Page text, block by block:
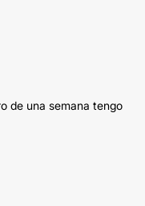
de una semana tengo